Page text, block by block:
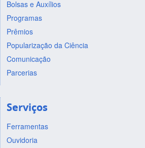
Bolsas e Auxílios
Programas
Prêmios
Popularização da Ciência
Comunicação
Parcerias
Serviços
Ferramentas
Ouvidoria